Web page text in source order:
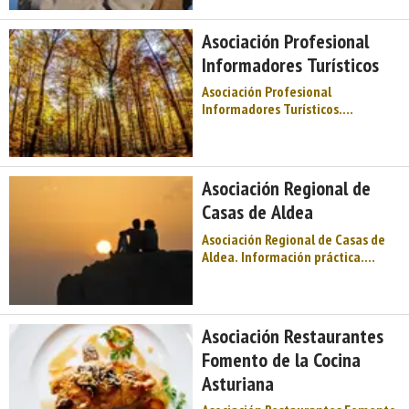
Prerrománico, fiesta,
gastronomía, Premios Princesa… y
muchas cosas más en el con ...
Asociación Profesional
Informadores Turísticos
Asociación Profesional
Informadores Turísticos.
Comarca de Oviedo. Montaña de
Asturias. Naturaleza, Arte
Prerrománico, fiesta,
gastronomía, Premios Princesa… y
m ...
Asociación Regional de
Casas de Aldea
Asociación Regional de Casas de
Aldea. Información práctica.
Asturias. Naturaleza, Arte
Prerrománico, fiesta,
gastronomía, Premios Princesa… y
muchas cos ...
Asociación Restaurantes
Fomento de la Cocina
Asturiana